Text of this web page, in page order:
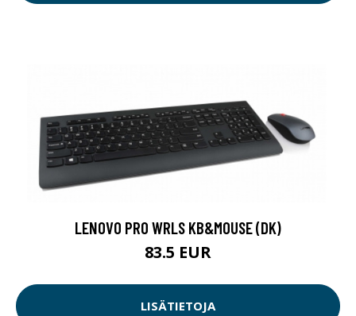
LENOVO PRO WRLS KB&MOUSE (DK)
83.5 EUR
LISÄTIETOJA